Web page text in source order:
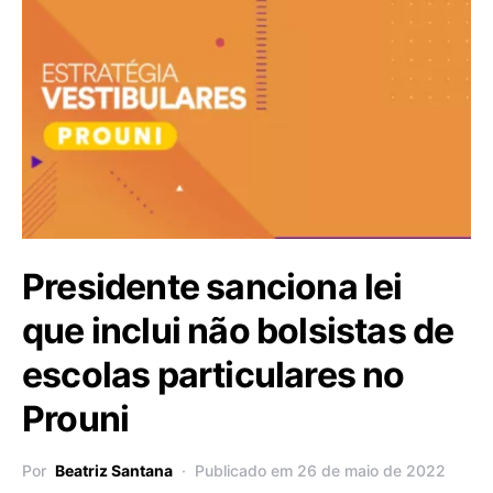
Presidente sanciona lei
que inclui não bolsistas de
escolas particulares no
Prouni
Por Beatriz Santana Publicado em 26 de maio de 2022